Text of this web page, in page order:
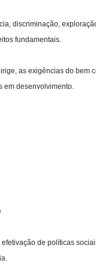
discriminação,
fundamentais.
as exigências do bem
em desenvolvimento.
de políticas